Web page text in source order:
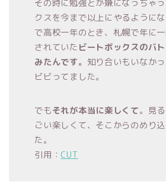
その時に勉強とか嫌になっちゃ
クスを今まで以上にやるように
で高校一年のとき、札幌で年に
されていた ビートボックスのバ
みたんです。 知り合いもいなか
ビビってました。
でもそれが本当に楽しくて。見
ごい楽しくて、そこからのめり
た。
引用： CUT